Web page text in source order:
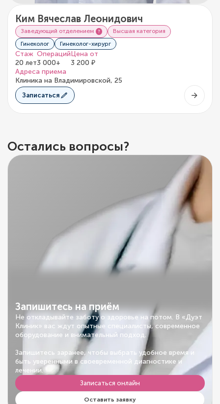
Ким Вячеслав Леонидович
Заведующий отделением
Высшая категория
Гинеколог
Гинеколог-хирург
Стаж
20 лет
Операций
3 000+
Цена от
3 200 ₽
Адреса приема
Клиника на Владимировской, 25
Записаться
Остались вопросы?
Запишитесь на приём
Не откладывайте заботу о здоровье на потом. В «Дуэт
Клиник» вас ждут опытные специалисты, современное
оборудование и внимательный подход.
Запишитесь заранее, чтобы выбрать удобное время и
быть уверенными в своевременной диагностике и
лечении.
Записаться онлайн
Оставить заявку